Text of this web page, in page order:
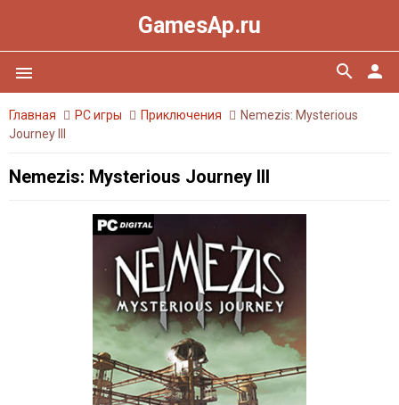
GamesAp.ru
menu person
search
Главная PC игры Приключения
Nemezis: Mysterious
Journey III
Nemezis: Mysterious Journey III